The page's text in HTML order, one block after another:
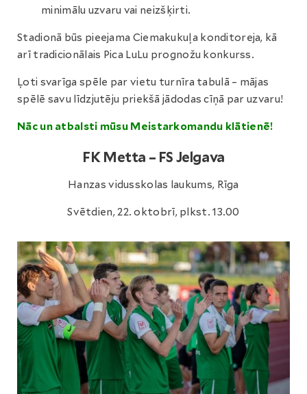
minimālu uzvaru vai neizšķirti.
Stadionā būs pieejama Ciemakukuļa konditoreja, kā
arī tradicionālais Pica LuLu prognožu konkurss.
Ļoti svarīga spēle par vietu turnīra tabulā – mājas
spēlē savu līdzjutēju priekšā jādodas cīņā par uzvaru!
Nāc un atbalsti mūsu Meistarkomandu klātienē!
FK Metta – FS Jelgava
Hanzas vidusskolas laukums, Rīga
Svētdien, 22. oktobrī, plkst. 13.00